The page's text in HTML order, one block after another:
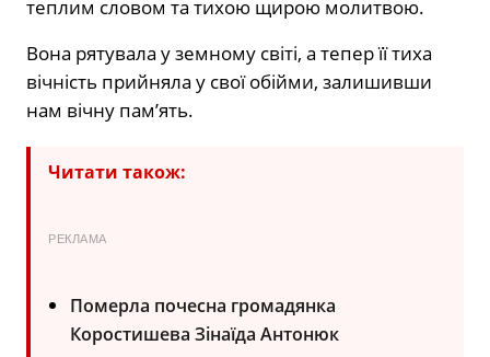
теплим словом та тихою щирою молитвою.
Вона рятувала у земному світі, а тепер її тиха
вічність прийняла у свої обійми, залишивши
нам вічну пам’ять.
Читати також:
РЕКЛАМА
Померла почесна громадянка
Коростишева Зінаїда Антонюк